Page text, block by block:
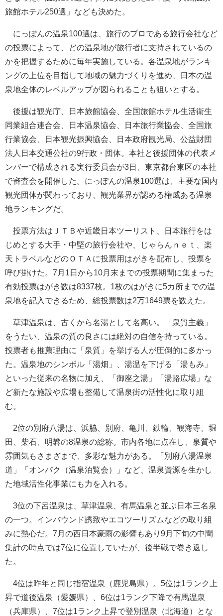
旅館ホテル250選」なども決めた。
にっぽんの温泉100選は、旅行のプロである旅行会社など
の投票によって、どの温泉地が旅行者に支持されているの
かを把握するために毎年実施している。各温泉地がランキ
ングの上位を目指して地域の魅力づくりを進め、日本の温
泉地全体のレベルアップが図られることも狙いとする。
後援は観光庁、日本旅館協会、全国旅館ホテル生活衛生
同業組合連合会、日本温泉協会、日本旅行業協会、全国旅
行業協会、日本観光振興協会、日本政府観光局、公益財団
法人日本交通公社の9行政・団体。本社と後援団体の代表メ
ンバーで構成される実行委員会が3日、東京都台東区の本社
で審査会を開催した。にっぽんの温泉100選は、主要な国内
観光団体が関わっており、観光業界が認める権威ある温泉
地ランキングだ。
投票方法はＪＴＢや近畿日本ツーリスト、日本旅行をは
じめとする大手・中堅の旅行会社や、じゃらんｎｅｔ、楽
天トラベルなどのＯＴＡに投票用はがきを配布し、投票を
呼び掛けた。7月1日から10月末までの投票期間に集まった
有効投票はがき数は8337枚。1枚のはがきに5カ所までの温
泉地を記入できるため、総投票数は2万1649票を数えた。
草津温泉は、古くから名湯として名高い。「泉質主義」
をうたい、温泉の質の良さには絶対の自信を持っている。
投票者も推薦理由に「泉質」を挙げる人が圧倒的に多かっ
た。温泉地のシンボル「湯畑」、湯温を下げる「湯もみ」
といった従来の名物に加え、「御座之湯」「湯路広場」な
ど新たな施設や広場も整備して温泉街の活性化に取り組
む。
2位の別府八湯は、浜脇、別府、亀川、鉄輪、観海寺、堀
田、柴石、明礬の8温泉の総称。市内各地に点在し、泉質や
雰囲気もさまざまで、多彩な魅力がある。「別府八湯温泉
道」「オンパク（温泉泊覧会）」など、温泉資源を生かし
た地域活性化事業にも力を入れる。
3位の下呂温泉は、草津温泉、有馬温泉と並ぶ日本三名泉
の一つ。インバウンド誘致やエコツーリズムなどの取り組
みに熱心だ。7月の西日本豪雨の影響もあり9月下旬の中間
集計の時点では7位に位置していたが、後半戦で巻き返し
た。
4位は昨年と同じ指宿温泉（鹿児島県）。5位は1ランク上
昇で道後温泉（愛媛県）、6位は1ランク下降で有馬温泉
（兵庫県）、7位は1ランク上昇で登別温泉（北海道）とな